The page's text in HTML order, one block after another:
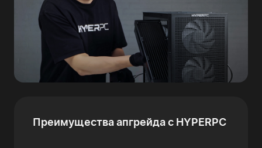
Преимуществаапгрейда с HYPERPC